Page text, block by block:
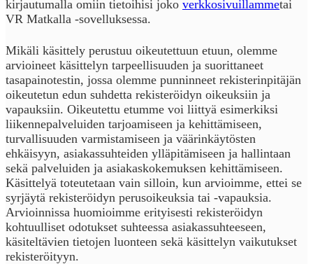
kirjautumalla omiin tietoihisi joko verkkosivuillammetai
VR Matkalla -sovelluksessa.
Mikäli käsittely perustuu oikeutettuun etuun, olemme
arvioineet käsittelyn tarpeellisuuden ja suorittaneet
tasapainotestin, jossa olemme punninneet rekisterinpitäjän
oikeutetun edun suhdetta rekisteröidyn oikeuksiin ja
vapauksiin. Oikeutettu etumme voi liittyä esimerkiksi
liikennepalveluiden tarjoamiseen ja kehittämiseen,
turvallisuuden varmistamiseen ja väärinkäytösten
ehkäisyyn, asiakassuhteiden ylläpitämiseen ja hallintaan
sekä palveluiden ja asiakaskokemuksen kehittämiseen.
Käsittelyä toteutetaan vain silloin, kun arvioimme, ettei se
syrjäytä rekisteröidyn perusoikeuksia tai -vapauksia.
Arvioinnissa huomioimme erityisesti rekisteröidyn
kohtuulliset odotukset suhteessa asiakassuhteeseen,
käsiteltävien tietojen luonteen sekä käsittelyn vaikutukset
rekisteröityyn.